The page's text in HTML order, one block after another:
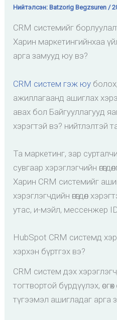
Нийтэлсэн: Batzorig Begzsuren/
CRM системийг
Харин маркетингийнхаа
арга замууд юу вэ?
CRM систем гэж юу
ажиллагаанд ашиглах
авах бол Байгууллагууд
хэрэгтэй вэ? нийтлэлтэй
Та маркетинг, зар
сувгаар хэрэглэгчийн
Харин CRM системийг
хэрэглэгчдийн өгөгдөл
утас, и-мэйл, мессенжер
HubSpot CRM системд
хэрхэн бүртгэх вэ?
CRM систем дэх
тогтвортой бүрдүүлэх,
түгээмэл ашигладаг арга